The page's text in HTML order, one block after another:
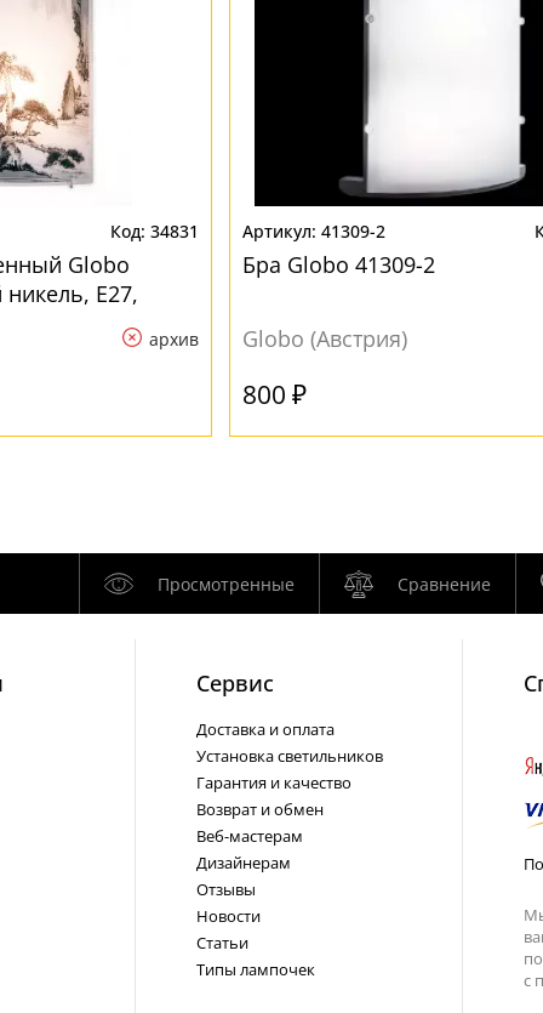
34831
Globo
E27,
архив
41309-2
Бра Globo 41309-2
Globo (Австрия)
800 ₽
Просмотренные Сравнение
Cервис
Доставка и оплата
Установка светильников
Гарантия и качество
Возврат и обмен
Веб-мастерам
Дизайнерам
Отзывы
Новости
Статьи
Типы лампочек
с